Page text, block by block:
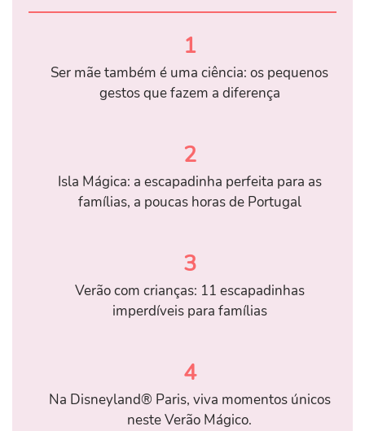
1
Ser mãe também é uma ciência: os pequenos
gestos que fazem a diferença
2
Isla Mágica: a escapadinha perfeita para as
famílias, a poucas horas de Portugal
3
Verão com crianças: 11 escapadinhas
imperdíveis para famílias
4
Na Disneyland® Paris, viva momentos únicos
neste Verão Mágico.